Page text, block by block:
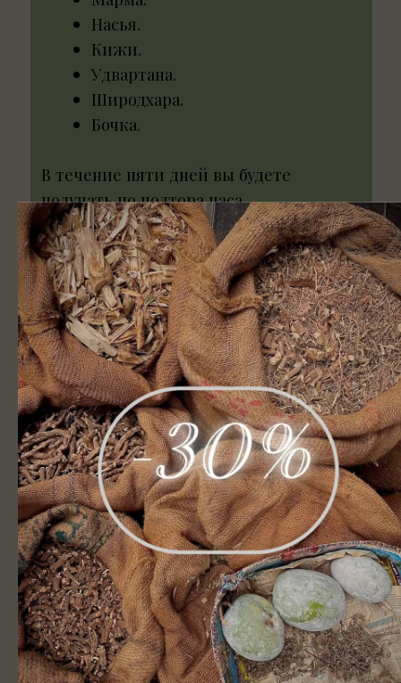
Акции
Акция
Aroma Harmony со скидкой.120
минут за 7 700 рвместо12 600р!